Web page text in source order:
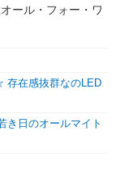
新帝スタ
ール・フォー・ワ
存在感抜群なのLED
き日のオールマイト